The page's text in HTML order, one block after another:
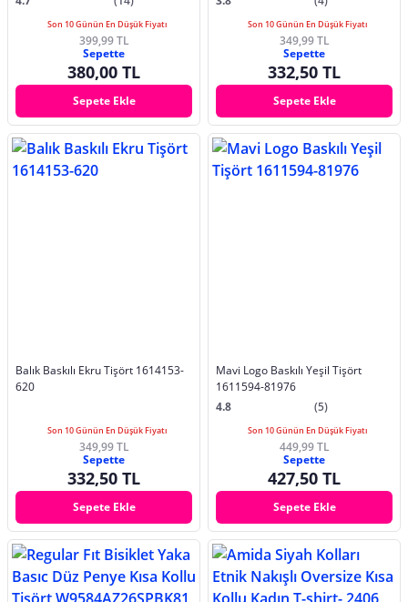
Son 10 Günün En Düşük Fiyatı
399,99 TL
Sepette
380,00 TL
Sepete Ekle
Son 10 Günün En Düşük Fiyatı
349,99 TL
Sepette
332,50 TL
Sepete Ekle
Balık Baskılı Ekru Tişört 1614153-
620
Son 10 Günün En Düşük Fiyatı
349,99 TL
Sepette
332,50 TL
Sepete Ekle
Mavi Logo Baskılı Yeşil Tişört
1611594-81976
4.8
(5)
Son 10 Günün En Düşük Fiyatı
449,99 TL
Sepette
427,50 TL
Sepete Ekle